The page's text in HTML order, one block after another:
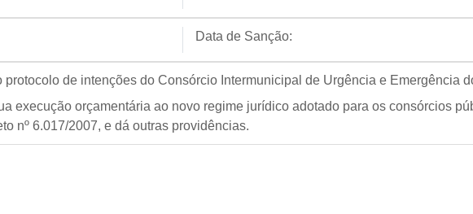
Data de Sanção:
de intenções do Consórcio Intermunicipal de Urgência e Emergência
execução orçamentária ao novo regime jurídico adotado para os consórcios
nº 6.017/2007, e dá outras providências.